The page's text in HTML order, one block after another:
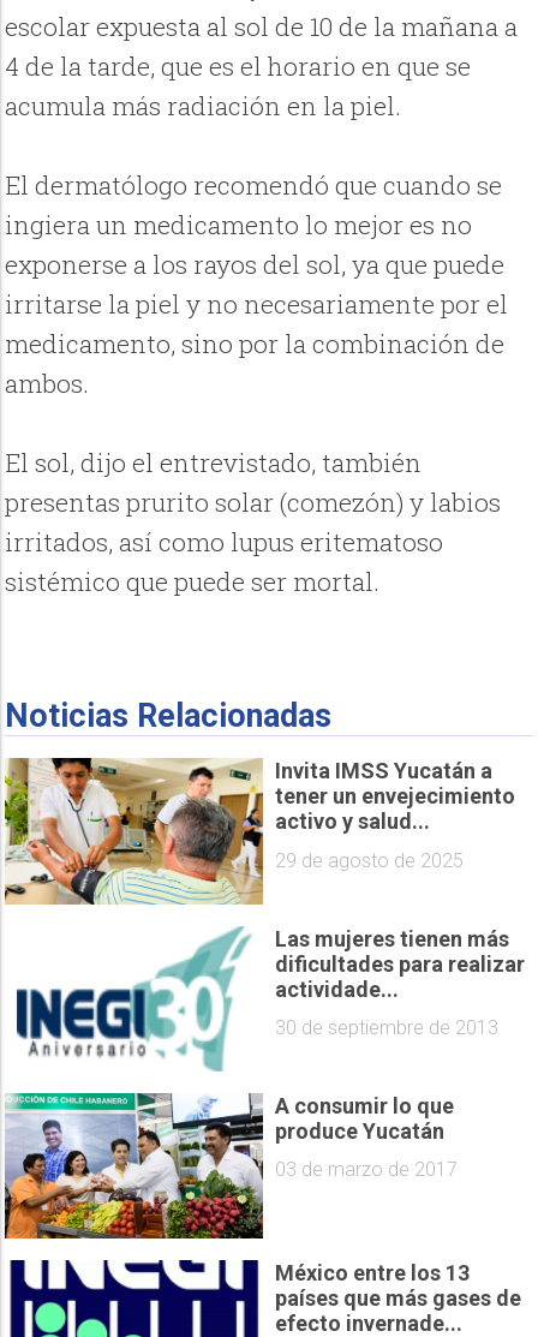
escolar expuesta al sol de 10 de la mañana a
4 de la tarde, que es el horario en que se
acumula más radiación en la piel.
El dermatólogo recomendó que cuando se
ingiera un medicamento lo mejor es no
exponerse a los rayos del sol, ya que puede
irritarse la piel y no necesariamente por el
medicamento, sino por la combinación de
ambos.
El sol, dijo el entrevistado, también
presentas prurito solar (comezón) y labios
irritados, así como lupus eritematoso
sistémico que puede ser mortal.
Noticias Relacionadas
Invita IMSS Yucatán a
tener un envejecimiento
activo y salud...
29 de agosto de 2025
Las mujeres tienen más
dificultades para realizar
actividade...
30 de septiembre de 2013
A consumir lo que
produce Yucatán
03 de marzo de 2017
México entre los 13
países que más gases de
efecto invernade...